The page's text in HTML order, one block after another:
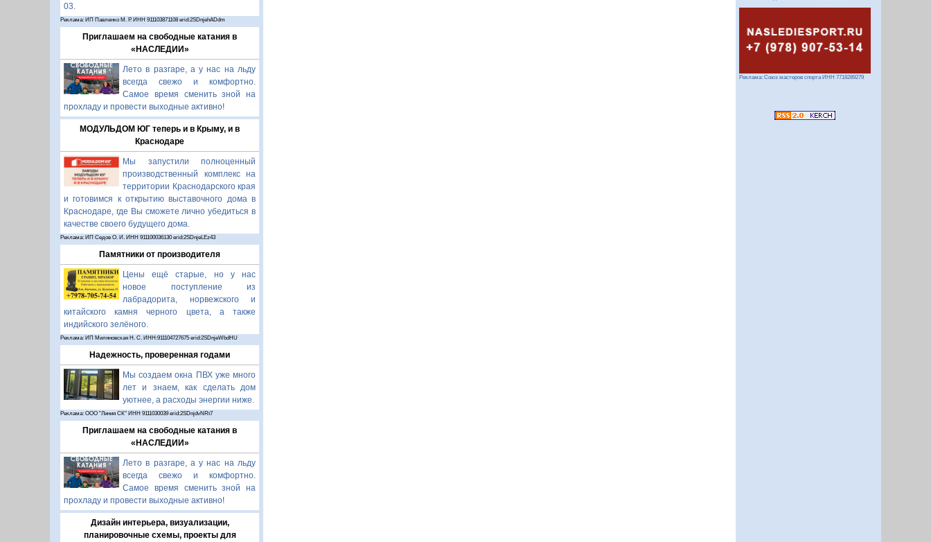
03.
Реклама: ИП Павленко М. Р. ИНН 911103871108 erid:2SDnjehADdm
Приглашаем на свободные катания в
«НАСЛЕДИИ»
Лето в разгаре, а у нас на льду
всегда свежо и комфортно.
Самое время сменить зной на
прохладу и провести выходные активно!
МОДУЛЬДОМ ЮГ теперь и в Крыму, и в
Краснодаре
Мы запустили полноценный
производственный комплекс на
территории Краснодарского края
и готовимся к открытию выставочного дома в
Краснодаре, где Вы сможете лично убедиться в
качестве своего будущего дома.
Реклама: ИП Седов О. И. ИНН 911100036130 erid:2SDnjeLEz43
Памятники от производителя
Цены ещё старые, но у нас
новое поступление из
лабрадорита, норвежского и
китайского камня черного цвета, а также
индийского зелёного.
Реклама: ИП Миляновская Н. С. ИНН:911104727675 erid:2SDnjeWbdHU
Надежность, проверенная годами
Мы создаем окна ПВХ уже много
лет и знаем, как сделать дом
уютнее, а расходы энергии ниже.
Реклама: ООО "Линия СК" ИНН 9111030039 erid:2SDnjdvNRt7
Приглашаем на свободные катания в
«НАСЛЕДИИ»
Лето в разгаре, а у нас на льду
всегда свежо и комфортно.
Самое время сменить зной на
прохладу и провести выходные активно!
Дизайн интерьера, визуализации,
планировочные схемы, проекты для
Реклама: Союз мастеров спорта ИНН 7718289279